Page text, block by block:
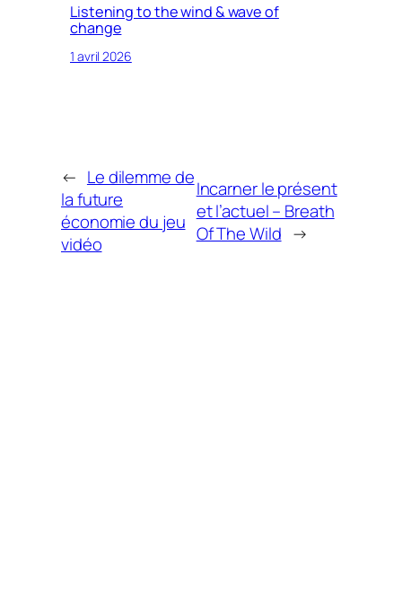
Listening to the wind & wave of
change
1 avril 2026
← Le dilemme de
la future
économie du jeu
vidéo
Incarner le présent
et l’actuel – Breath
Of The Wild →